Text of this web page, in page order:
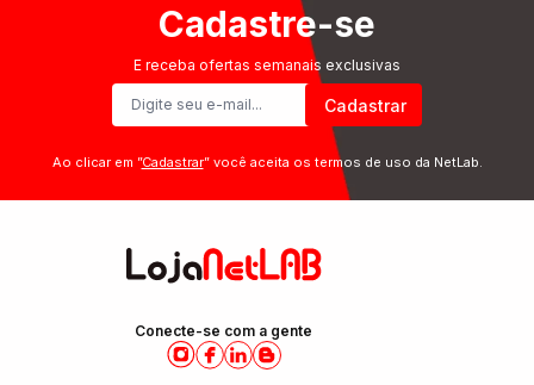
Cadastre-se
E receba ofertas semanais exclusivas
Cadastrar
Ao clicar em ”Cadastrar” você aceita os termos de uso da NetLab.
Conecte-se com a gente